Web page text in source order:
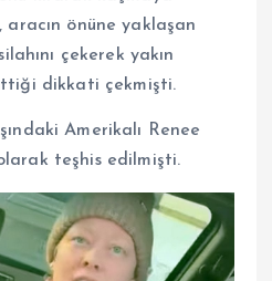
aracın önüne yaklaşan
çekerek yakın
dikkati çekmişti.
Amerikalı Renee
teşhis edilmişti.